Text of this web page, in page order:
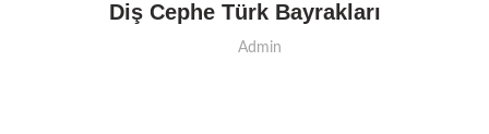
Diş Cephe Türk Bayrakları
Admin